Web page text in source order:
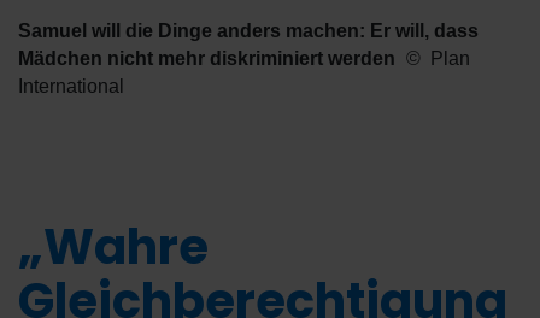
Samuel will die Dinge anders machen: Er will, dass
Mädchen nicht mehr diskriminiert werden
Plan
International
„Wahre
Gleichberechtigung